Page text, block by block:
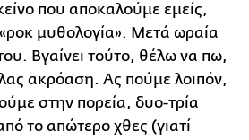
που αποκαλούμε εμείς,
μυθολογία». Μετά ωραία
Βγαίνει τούτο, θέλω να πω,
ακρόαση. Ας πούμε λοιπόν,
στην πορεία, δυο-τρία
το απώτερο χθες (γιατί